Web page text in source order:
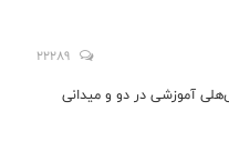
22289
آموزشی در دو و میدانی